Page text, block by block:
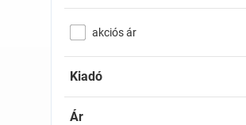
akciós ár
Kiadó
Ár